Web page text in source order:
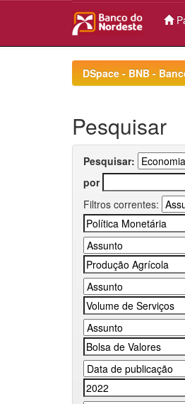
DSpace - BNB -
Pesquisar
Pesquisar:
por
Filtros correntes: